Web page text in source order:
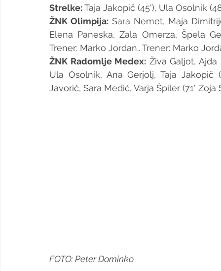
Strelke: Taja Jakopič (45'), Ula Osolnik
ŽNK Olimpija: Sara Nemet, Maja
Elena Paneska, Zala Omerza, Špela
Trener: Marko Jordan.. Trener: Marko
ŽNK Radomlje Medex: Živa Galjot, Ajda
Ula Osolnik, Ana Gerjolj, Taja Jakopič
Javorič, Sara Medić, Varja Špiler (71' Zoja
FOTO: Peter Dominko